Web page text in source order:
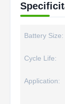
Battery Size:
Cycle Life:
Application: